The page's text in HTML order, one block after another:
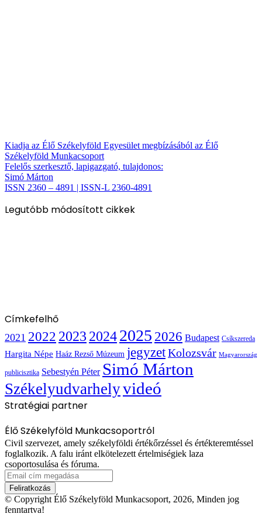
Kiadja az Élő Székelyföld Egyesület megbízásából az Élő
Székelyföld Munkacsoport
Felelős szerkesztő, lapigazgató, tulajdonos:
Simó Márton
ISSN 2360 – 4891 | ISSN-L 2360-4891
Legutóbb módosított cikkek
Címkefelhő
2021 2022 2023 20242025 2026 Budapest Csíkszereda
Hargita Népe Haáz Rezső Múzeum jegyzetKolozsvár Magyarország
publicisztika Sebestyén Péter Simó Márton
Székelyudvarhelyvideó
Stratégiai partner
Élő Székelyföld Munkacsoportról
Civil szervezet, amely székelyföldi értékőrzéssel és értékteremtéssel
foglalkozik. A falu iránt elkötelezett értelmiségiek laza
csoportosulása és fóruma.
Email
cím
megadása
© Copyright Élő Székelyföld Munkacsoport, 2026, Minden jog
fenntartva!